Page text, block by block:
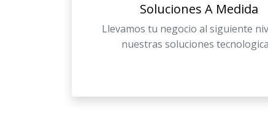
Soluciones A Medida
Llevamos tu negocio al siguiente
nuestras soluciones